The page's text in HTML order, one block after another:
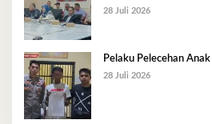
28 Juli 2026
Pelaku Pelecehan
28 Juli 2026